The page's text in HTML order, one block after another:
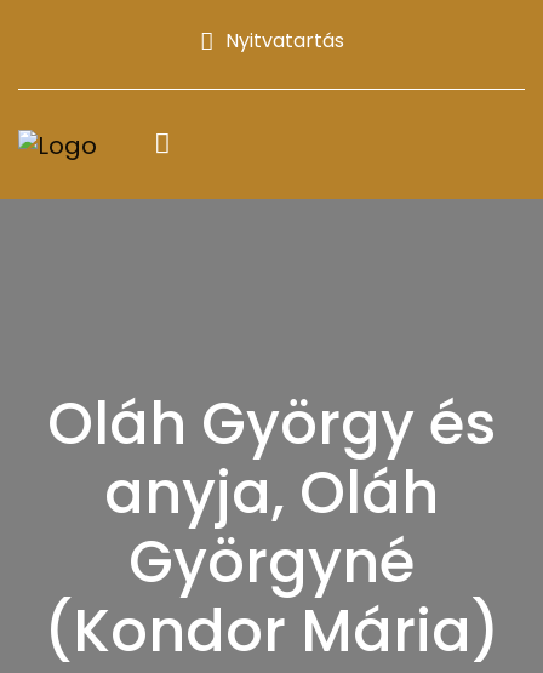
Nyitvatartás
Oláh György és
anyja, Oláh
Györgyné
(Kondor Mária)